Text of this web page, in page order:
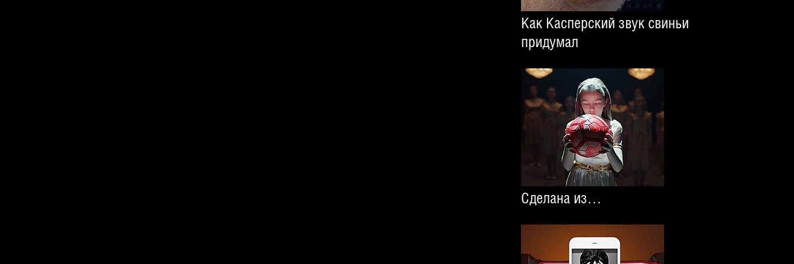
Как Касперский звук свиньи
придумал
Сделана из…